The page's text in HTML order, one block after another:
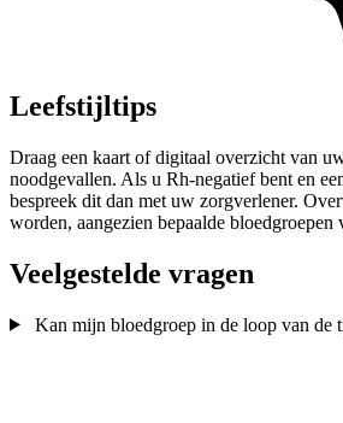
Leefstijltips
Draag een kaart of digitaal overzicht van
noodgevallen. Als u Rh-negatief bent en
bespreek dit dan met uw zorgverlener.
worden, aangezien bepaalde bloedgroepen
Veelgestelde vragen
Kan mijn bloedgroep in de loop van de